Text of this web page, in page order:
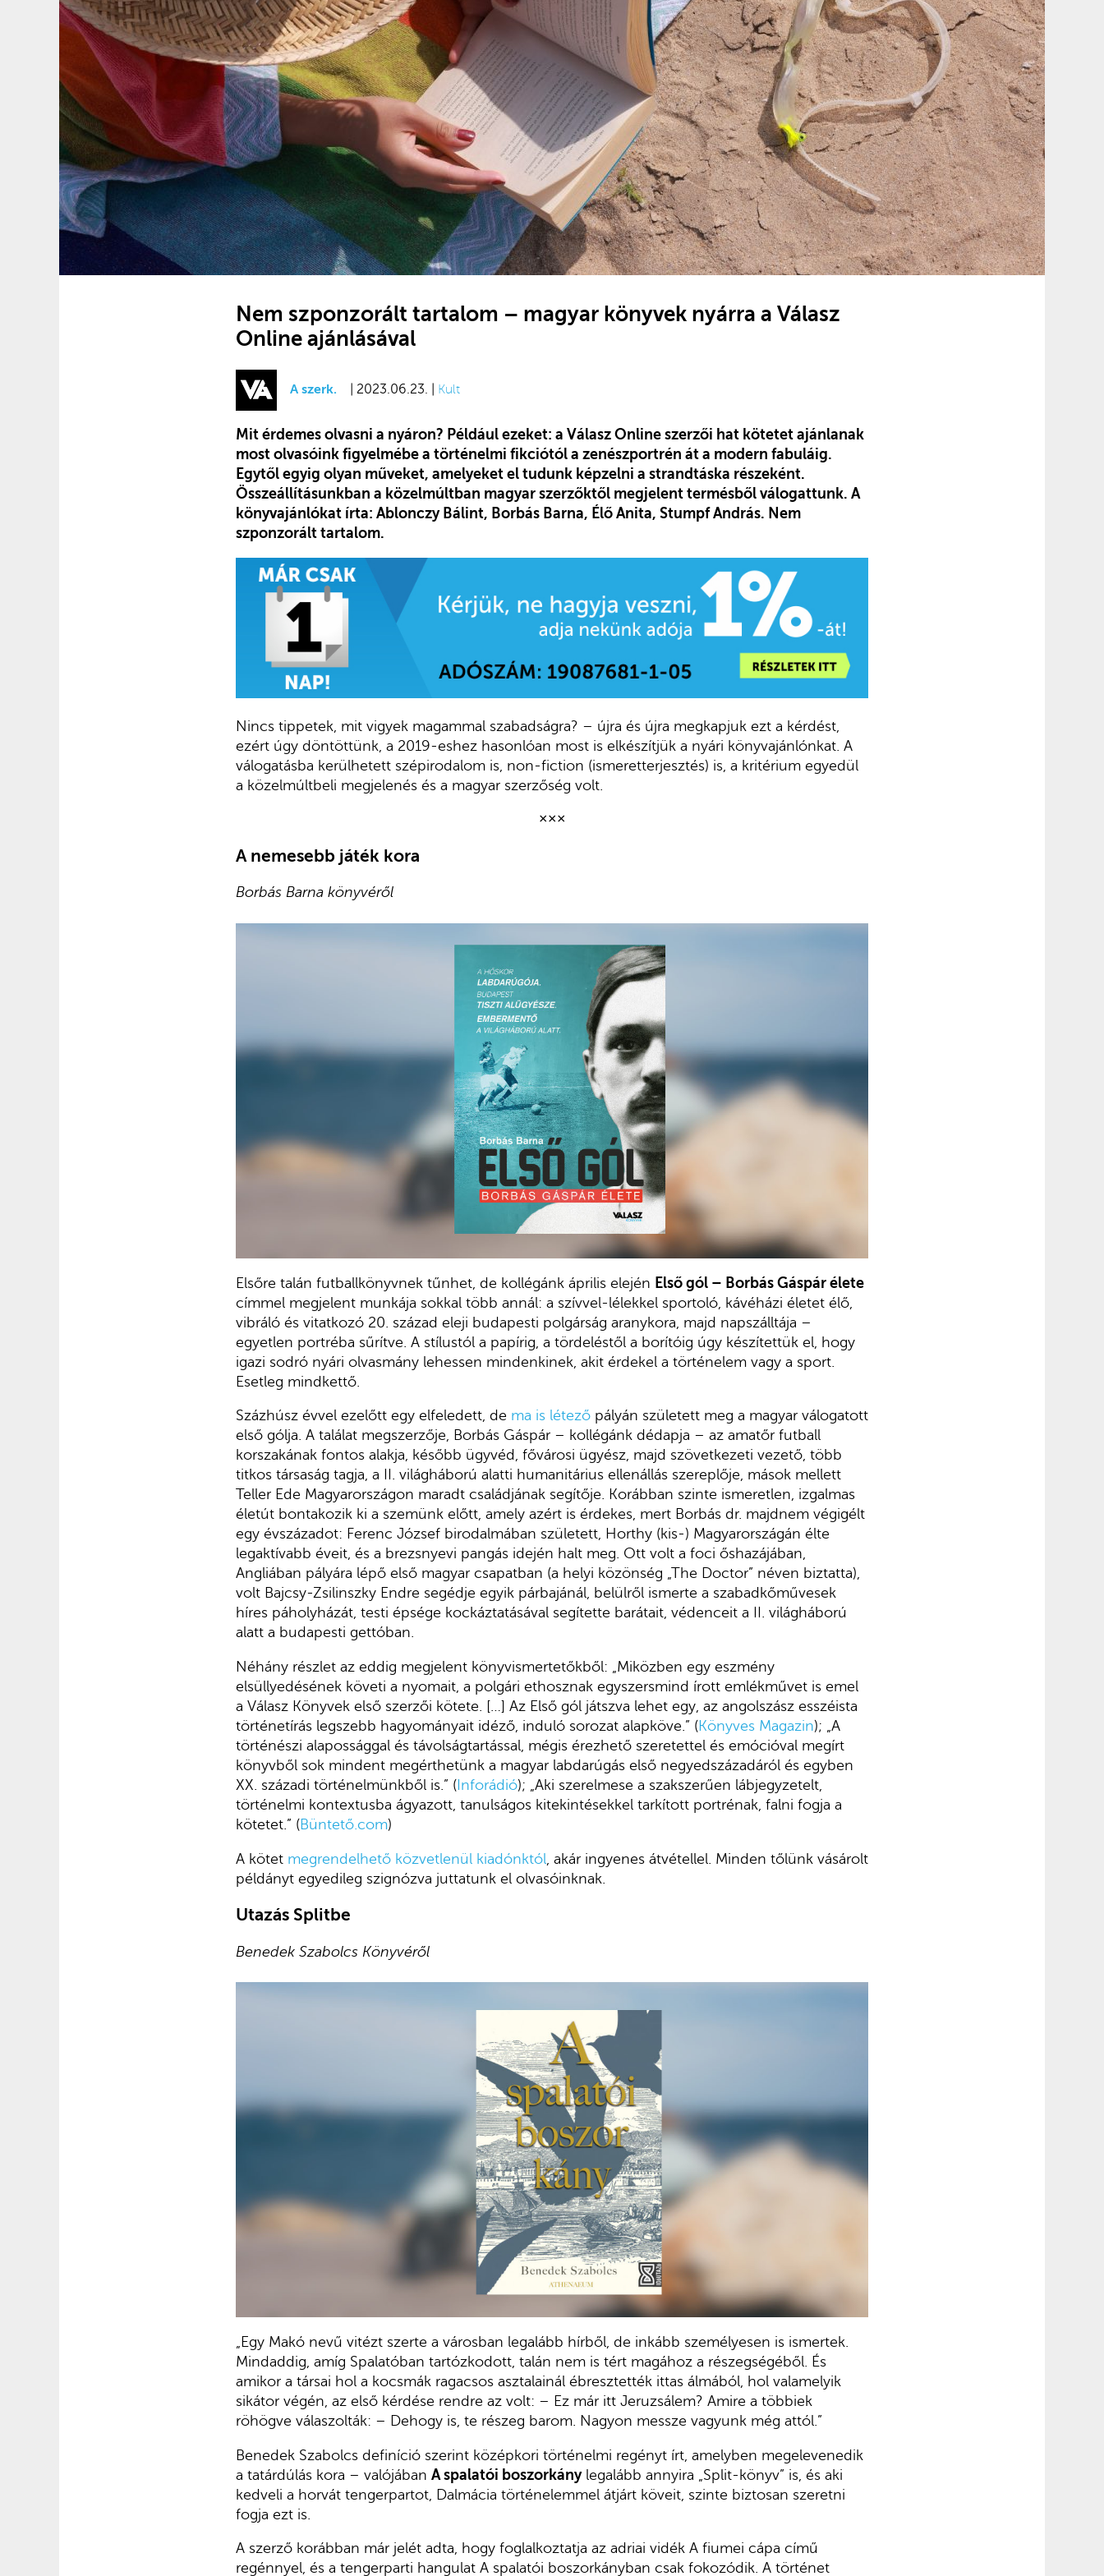
Nem szponzorált tartalom – magyar könyvek nyárra a Válasz
Online ajánlásával
A szerk. | 2023.06.23. | Kult
Mit érdemes olvasni a nyáron? Például ezeket: a Válasz Online szerzői hat kötetet ajánlanak
most olvasóink figyelmébe a történelmi fikciótól a zenészportrén át a modern fabuláig.
Egytől egyig olyan műveket, amelyeket el tudunk képzelni a strandtáska részeként.
Összeállításunkban a közelmúltban magyar szerzőktől megjelent termésből válogattunk. A
könyvajánlókat írta: Ablonczy Bálint, Borbás Barna, Élő Anita, Stumpf András. Nem
szponzorált tartalom.
Nincs tippetek, mit vigyek magammal szabadságra? – újra és újra megkapjuk ezt a kérdést,
ezért úgy döntöttünk, a 2019-eshez hasonlóan most is elkészítjük a nyári könyvajánlónkat. A
válogatásba kerülhetett szépirodalom is, non-fiction (ismeretterjesztés) is, a kritérium egyedül
a közelmúltbeli megjelenés és a magyar szerzőség volt.
×××
A nemesebb játék kora
Borbás Barna könyvéről
Elsőre talán futballkönyvnek tűnhet, de kollégánk április elején Első gól – Borbás Gáspár élete
címmel megjelent munkája sokkal több annál: a szívvel-lélekkel sportoló, kávéházi életet élő,
vibráló és vitatkozó 20. század eleji budapesti polgárság aranykora, majd napszálltája –
egyetlen portréba sűrítve. A stílustól a papírig, a tördeléstől a borítóig úgy készítettük el, hogy
igazi sodró nyári olvasmány lehessen mindenkinek, akit érdekel a történelem vagy a sport.
Esetleg mindkettő.
Százhúsz évvel ezelőtt egy elfeledett, de ma is létező pályán született meg a magyar válogatott
első gólja. A találat megszerzője, Borbás Gáspár – kollégánk dédapja – az amatőr futball
korszakának fontos alakja, később ügyvéd, fővárosi ügyész, majd szövetkezeti vezető, több
titkos társaság tagja, a II. világháború alatti humanitárius ellenállás szereplője, mások mellett
Teller Ede Magyarországon maradt családjának segítője. Korábban szinte ismeretlen, izgalmas
életút bontakozik ki a szemünk előtt, amely azért is érdekes, mert Borbás dr. majdnem végigélt
egy évszázadot: Ferenc József birodalmában született, Horthy (kis-) Magyarországán élte
legaktívabb éveit, és a brezsnyevi pangás idején halt meg. Ott volt a foci őshazájában,
Angliában pályára lépő első magyar csapatban (a helyi közönség „The Doctor” néven biztatta),
volt Bajcsy-Zsilinszky Endre segédje egyik párbajánál, belülről ismerte a szabadkőművesek
híres páholyházát, testi épsége kockáztatásával segítette barátait, védenceit a II. világháború
alatt a budapesti gettóban.
Néhány részlet az eddig megjelent könyvismertetőkből: „Miközben egy eszmény
elsüllyedésének követi a nyomait, a polgári ethosznak egyszersmind írott emlékművet is emel
a Válasz Könyvek első szerzői kötete. […] Az Első gól játszva lehet egy, az angolszász esszéista
történetírás legszebb hagyományait idéző, induló sorozat alapköve.” (Könyves Magazin); „A
történészi alapossággal és távolságtartással, mégis érezhető szeretettel és emócióval megírt
könyvből sok mindent megérthetünk a magyar labdarúgás első negyedszázadáról és egyben
XX. századi történelmünkből is.” (Inforádió); „Aki szerelmese a szakszerűen lábjegyzetelt,
történelmi kontextusba ágyazott, tanulságos kitekintésekkel tarkított portrénak, falni fogja a
kötetet.” (Büntető.com)
A kötet megrendelhető közvetlenül kiadónktól , akár ingyenes átvétellel. Minden tőlünk vásárolt
példányt egyedileg szignózva juttatunk el olvasóinknak.
Utazás Splitbe
Benedek Szabolcs Könyvéről
„Egy Makó nevű vitézt szerte a városban legalább hírből, de inkább személyesen is ismertek.
Mindaddig, amíg Spalatóban tartózkodott, talán nem is tért magához a részegségéből. És
amikor a társai hol a kocsmák ragacsos asztalainál ébresztették ittas álmából, hol valamelyik
sikátor végén, az első kérdése rendre az volt: – Ez már itt Jeruzsálem? Amire a többiek
röhögve válaszolták: – Dehogy is, te részeg barom. Nagyon messze vagyunk még attól.”
Benedek Szabolcs definíció szerint középkori történelmi regényt írt, amelyben megelevenedik
a tatárdúlás kora – valójában A spalatói boszorkánylegalább annyira „Split-könyv” is, és aki
kedveli a horvát tengerpartot, Dalmácia történelemmel átjárt köveit, szinte biztosan szeretni
fogja ezt is.
A szerző korábban már jelét adta, hogy foglalkoztatja az adriai vidék A fiumei cápa című
regénnyel, és a tengerparti hangulat A spalatói boszorkányban csak fokozódik. A történet